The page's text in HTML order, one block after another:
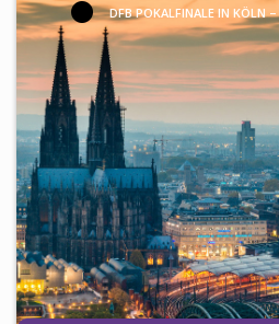
DFB POKALFINALE IN KÖLN
Alliance
NEWS